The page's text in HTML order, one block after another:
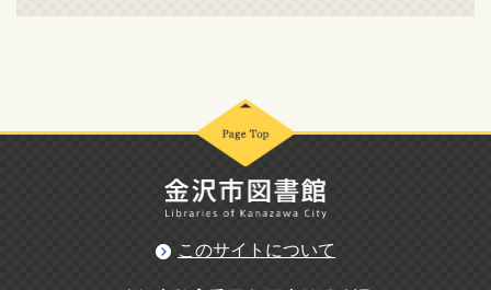
このサイトについて